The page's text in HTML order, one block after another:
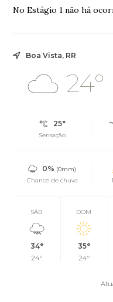
No Estágio 1 não há
Boa Vista, RR
24°
25°
Sensação
0% (0mm)
Chance de chuva
SÁB
34°
24°
DOM
35°
24°